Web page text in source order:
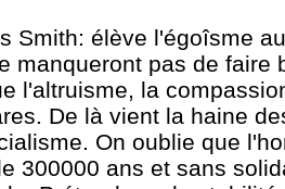
Smith: élève l'égoîsme
manqueront pas de faire
l'altruisme, la
De là vient la haine
On oublie que
300000 ans et sans